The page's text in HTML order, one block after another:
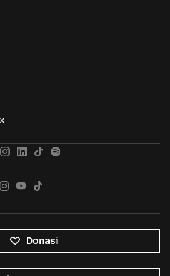
Donasi